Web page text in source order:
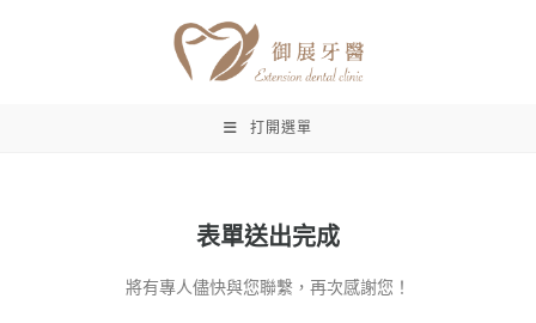
打開選單
表單送出完成
將有專人儘快與您聯繫，再次感謝您！